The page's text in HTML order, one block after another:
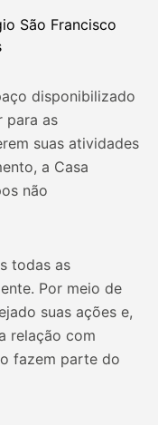
disponibilizado
para as
suas atividades
a Casa
não
todas as
Por meio de
suas ações e,
relação com
fazem parte do